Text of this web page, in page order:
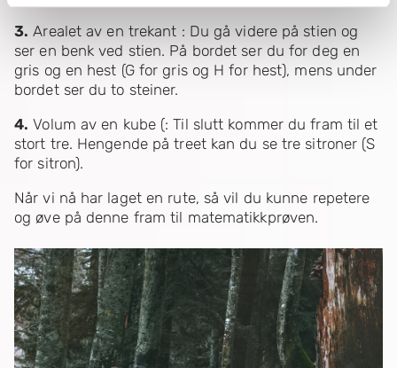
3. Arealet av en trekant : Du gå videre på stien og
ser en benk ved stien. På bordet ser du for deg en
gris og en hest (G for gris og H for hest), mens under
bordet ser du to steiner.
4. Volum av en kube (: Til slutt kommer du fram til et
stort tre. Hengende på treet kan du se tre sitroner (S
for sitron).
Når vi nå har laget en rute, så vil du kunne repetere
og øve på denne fram til matematikkprøven.